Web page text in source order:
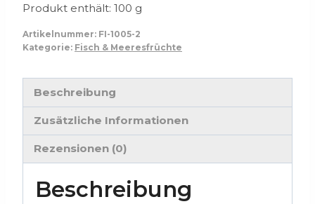
sous-
vide
vorgegart
Produkt enthält: 100 g
Artikelnummer: FI-1005-2
Kategorie: Fisch & Meeresfrüchte
Beschreibung
Zusätzliche Informationen
Rezensionen (0)
Beschreibung